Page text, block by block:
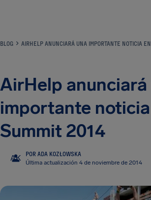
BLOG AIRHELP ANUNCIARÁ UNA IMPORTANTE NOTICIA
AirHelp anunciará
importante
Summit 2014
AK
POR ADA KOZŁOWSKA
Última actualización 4 de noviembre de 2014